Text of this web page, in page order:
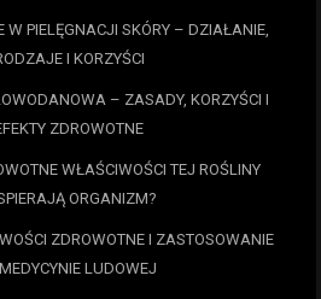
W PIELĘGNACJI SKÓRY – DZIAŁANIE,
I KORZYŚCI
– ZASADY, KORZYŚCI I
ZDROWOTNE
WŁAŚCIWOŚCI TEJ ROŚLINY
ORGANIZM?
ZDROWOTNE I ZASTOSOWANIE
LUDOWEJ